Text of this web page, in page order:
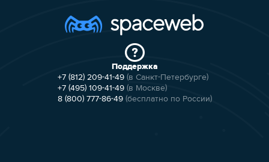
Поддержка
+7 (812) 209-41-49 (в Санкт-Петербурге)
+7 (495) 109-41-49 (в Москве)
8 (800) 777-86-49 (бесплатно по России)